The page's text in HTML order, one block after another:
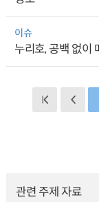
이슈
누리호, 공백 없이
관련 주제 자료